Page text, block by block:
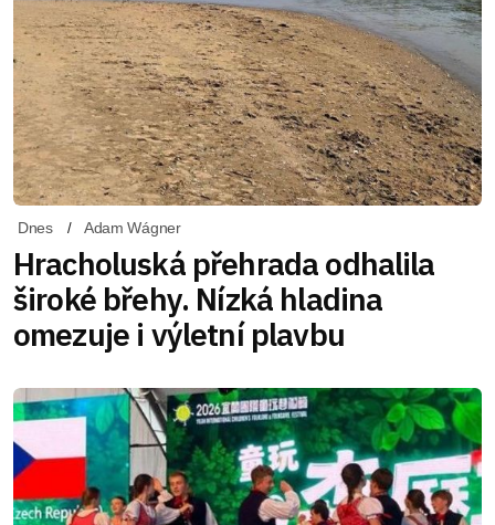
Dnes Adam Wágner
Hracholuská přehrada odhalila
široké břehy. Nízká hladina
omezuje i výletní plavbu